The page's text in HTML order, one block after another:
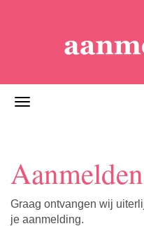
Aanmelden
Graag ontvangen wij
je aanmelding.